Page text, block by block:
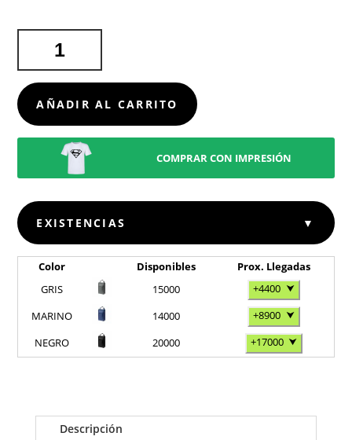
HELANOR
CANTIDAD
AÑADIR AL CARRITO
COMPRAR CON IMPRESIÓN
EXISTENCIAS ▼
Color Disponibles
Prox. Llegadas
GRIS
15000 +4400 ⮟
MARINO
14000 +8900 ⮟
NEGRO
20000 +17000 ⮟
Descripción